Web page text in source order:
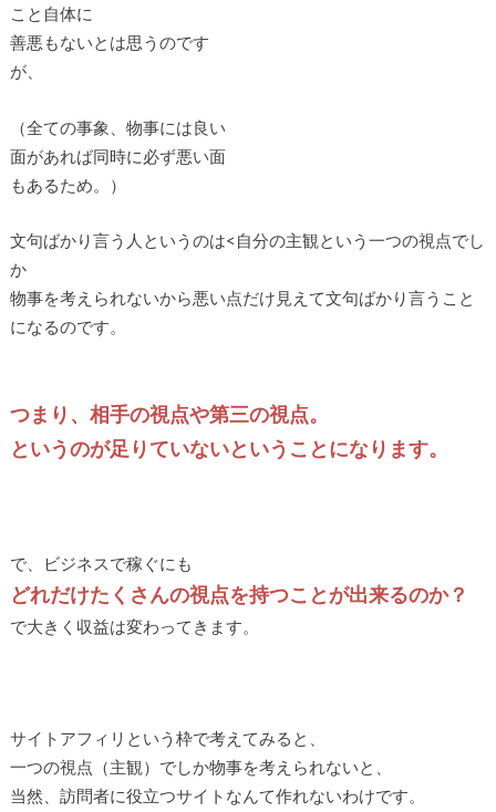
こと自体に
善悪もないとは思うのです
が、
（全ての事象、物事には良い
面があれば同時に必ず悪い面
もあるため。）
文句ばかり言う人というのは<自分の主観という一つの視点でし
か
物事を考えられないから悪い点だけ見えて文句ばかり言うこと
になるのです。
つまり、相手の視点や第三の視点。
というのが足りていないということになります。
で、ビジネスで稼ぐにも
どれだけたくさんの視点を持つことが出来るのか？
で大きく収益は変わってきます。
サイトアフィリという枠で考えてみると、
一つの視点（主観）でしか物事を考えられないと、
当然、訪問者に役立つサイトなんて作れないわけです。